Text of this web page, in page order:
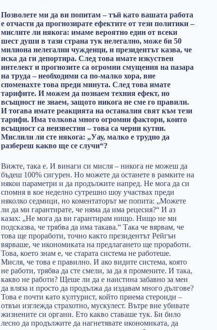
Позволете ми да ви попитам – тъй като вашата работа
е отчасти да прогнозирате ефектите от тези политики –
мислите ли някога: имаме вероятно един от всеки
шест души в тази страна тук нелегално, може би 50
милиона нелегални чужденци, и президентът казва, че
иска да ги депортира. След това имате изкуствен
интелект и прогнозите са огромни смущения на пазара
на труда – необходими са по-малко хора, вие
споменахте това преди минута. След това имате
тарифите. И можем да познаем техния ефект, но
всъщност не знаем, защото никога не сме го правили.
И тогава имате реакцията на останалия свят към тези
тарифи. Има толкова много огромни фактори, които
всъщност са неизвестни – това са черни кутии.
Мислили ли сте някога: „Уау, малко е трудно да
разбереш какво ще се случи“?
Вижте, така е. И винаги си мисля – никога не можеш да
бъдеш 100% сигурен. Но можете да останете в рамките на
някои параметри и да продължите напред. Не мога да си
спомня в кое неделно сутрешно шоу участвах преди
няколко седмици, но коментаторът ме попита: „Можете
ли да ми гарантирате, че няма да има рецесия?“ И аз
казах: „Не мога да ви гарантирам нищо. Нищо не ми
подсказва, че трябва да има такава.“ Така че вярвам, че
това ще проработи, точно както президентът Рейгън
вярваше, че икономиката на предлагането ще проработи.
Това, което знам е, че старата система не работеше.
Мисля, че това е правилно. И ако видите система, която
не работи, трябва да сте смели, за да я промените. И така,
какво не работи? Щеше ли да е наистина забавно за мен
да вляза и просто да продължа да издавам много дългове?
Това е почти като културист, който приема стероиди –
отвън изглежда страхотно, мускулест. Вътре вие ​​убивате
жизнените си органи. Ето какво ставаше тук. Би било
лесно да продължите да нагнетявате икономиката, да